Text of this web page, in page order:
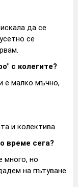
да се
се
с колегите?
е малко мъчно,
и колектива.
време сега?
много, но
на пътуване